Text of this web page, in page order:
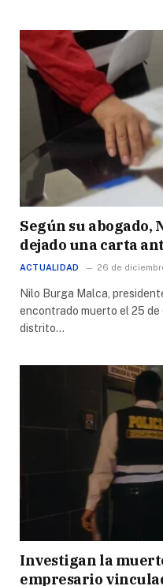
Según su abogado,
dejado una carta
ACTUALIDAD 26 de
Nilo Burga Malca,
encontrado muerto el 25 de
distrito…
Investigan la
empresario